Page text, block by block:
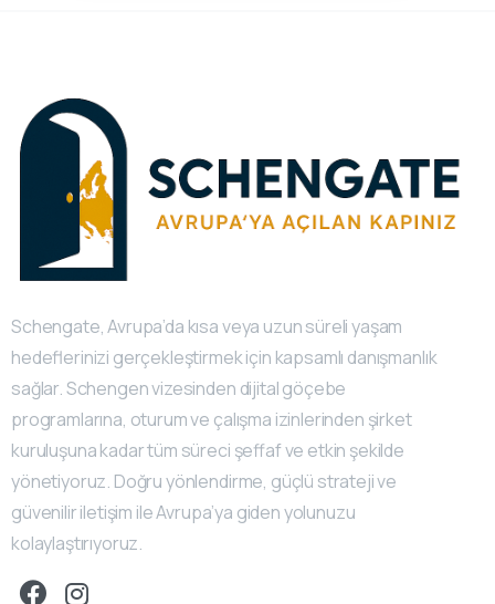
Schengate, Avrupa’da kısa veya uzun süreli yaşam
hedeflerinizi gerçekleştirmek için kapsamlı danışmanlık
sağlar. Schengen vizesinden dijital göçebe
programlarına, oturum ve çalışma izinlerinden şirket
kuruluşuna kadar tüm süreci şeffaf ve etkin şekilde
yönetiyoruz. Doğru yönlendirme, güçlü strateji ve
güvenilir iletişim ile Avrupa’ya giden yolunuzu
kolaylaştırıyoruz.